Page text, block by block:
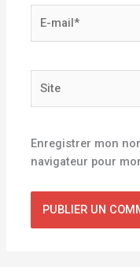
mail*
Enregistrer mon
navigateur pour